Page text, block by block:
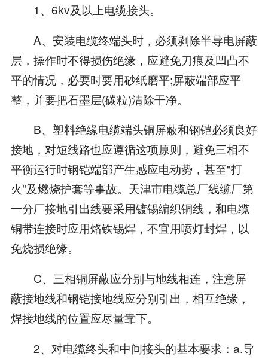
1、6kv及以上电缆接头。
A、安装电缆终端头时，必须剥除半导电屏蔽
层，操作时不得损伤绝缘，应避免刀痕及凹凸不
平的情况，必要时要用砂纸磨平;屏蔽端部应平
整，并要把石墨层(碳粒)清除干净。
B、塑料绝缘电缆端头铜屏蔽和钢铠必须良好
接地，对短线路也应遵循这项原则，避免三相不
平衡运行时钢铠端部产生感应电动势，甚至"打
火"及燃烧护套等事故。天津市电缆总厂线缆厂第
一分厂接地引出线要采用镀锡编织铜线，和电缆
铜带连接时应用烙铁锡焊，不宜用喷灯封焊，以
免烧损绝缘。
C、三相铜屏蔽应分别与地线相连，注意屏
蔽接地线和钢铠接地线应分别引出，相互绝缘，
焊接地线的位置应尽量靠下。
2、对电缆终头和中间接头的基本要求：a.导